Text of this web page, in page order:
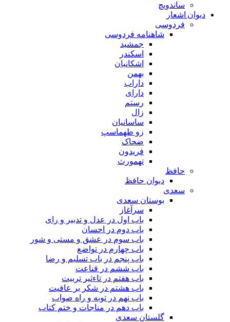
ساندویچ
دیوان اشعار
فردوسی
شاهنامه فردوسی
جمشید
اسکندر
اشکانیان
بهمن
داراب
دارای
رستم
زال
ساسانیان
زو طهماسپ‏
ضحاک
فریدون
تهمورث
حافظ
دیوان حافظ
سعدی
بوستان سعدی
سرآغاز
باب اول در عدل و تدبیر و رای
باب دوم در احسان
باب سوم در عشق و مستی و شور
باب چهارم در تواضع
باب پنجم در باب تسلیم و رضا
باب ششم در قناعت
باب هفتم در تاءثیر تربیت
باب هشتم در شکر بر عافیت
باب نهم در توبه و راه صواب
باب دهم در مناجات و ختم کتاب
گلستان سعدی